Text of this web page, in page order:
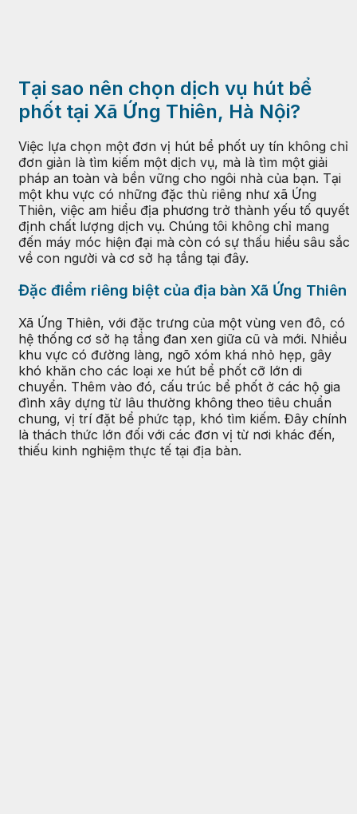
Tại sao nên chọn dịch vụ hút bể
phốt tại Xã Ứng Thiên, Hà Nội?
Việc lựa chọn một đơn vị hút bể phốt uy tín không chỉ
đơn giản là tìm kiếm một dịch vụ, mà là tìm một giải
pháp an toàn và bền vững cho ngôi nhà của bạn. Tại
một khu vực có những đặc thù riêng như xã Ứng
Thiên, việc am hiểu địa phương trở thành yếu tố quyết
định chất lượng dịch vụ. Chúng tôi không chỉ mang
đến máy móc hiện đại mà còn có sự thấu hiểu sâu sắc
về con người và cơ sở hạ tầng tại đây.
Đặc điểm riêng biệt của địa bàn Xã Ứng Thiên
Xã Ứng Thiên, với đặc trưng của một vùng ven đô, có
hệ thống cơ sở hạ tầng đan xen giữa cũ và mới. Nhiều
khu vực có đường làng, ngõ xóm khá nhỏ hẹp, gây
khó khăn cho các loại xe hút bể phốt cỡ lớn di
chuyển. Thêm vào đó, cấu trúc bể phốt ở các hộ gia
đình xây dựng từ lâu thường không theo tiêu chuẩn
chung, vị trí đặt bể phức tạp, khó tìm kiếm. Đây chính
là thách thức lớn đối với các đơn vị từ nơi khác đến,
thiếu kinh nghiệm thực tế tại địa bàn.